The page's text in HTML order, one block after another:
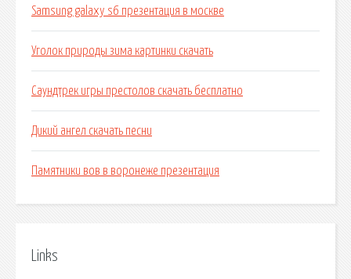
Samsung galaxy s6 презентация в москве
Уголок природы зима картинки скачать
Саундтрек игры престолов скачать бесплатно
Дикий ангел скачать песни
Памятники вов в воронеже презентация
Links